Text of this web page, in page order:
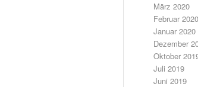
März 2020
Februar 2020
Januar 2020
Dezember
Oktober
Juli 2019
Juni 2019